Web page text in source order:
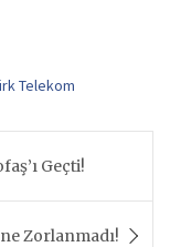
Telekom
Geçti!
Zorlanmadı!